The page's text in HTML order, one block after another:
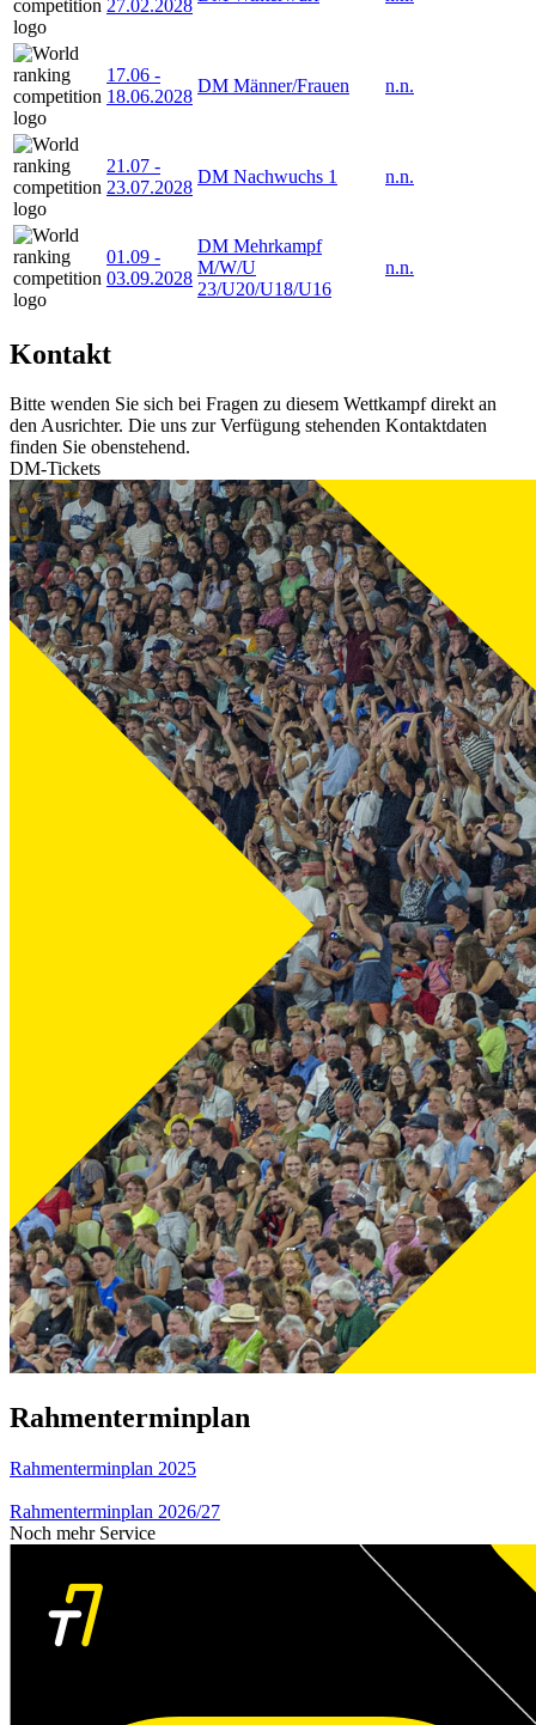
27.02.2028
17.06 -
18.06.2028
DM Männer/Frauen n.n.
21.07 -
23.07.2028
DM Nachwuchs 1 n.n.
01.09 -
03.09.2028
DM Mehrkampf
M/W/U
23/U20/U18/U16
n.n.
Kontakt
Bitte wenden Sie sich bei Fragen zu diesem Wettkampf direkt an
den Ausrichter. Die uns zur Verfügung stehenden Kontaktdaten
finden Sie obenstehend.
DM-Tickets
Rahmenterminplan
Rahmenterminplan 2025
Rahmenterminplan 2026/27
Noch mehr Service